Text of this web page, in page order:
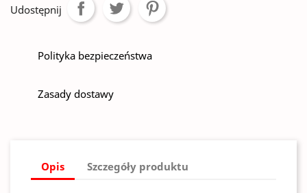
Udostępnij
Polityka bezpieczeństwa
Zasady dostawy
Opis Szczegóły produktu